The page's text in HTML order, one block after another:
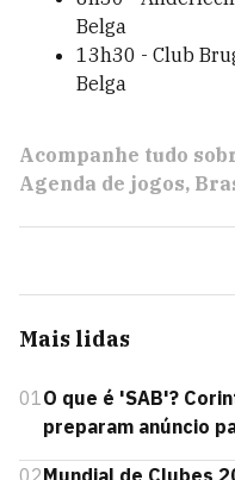
Belga
13h30 - Club
Belga
Acompanhe tudo
Agenda de jogos
Mais lidas
01 O que é 'SAB'?
preparam anúncio
02Mundial de Clubes